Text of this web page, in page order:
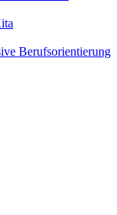
Berufsorientierung